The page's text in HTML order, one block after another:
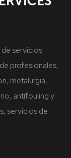
de servicios
profesionales,
metalurgia,
antifouling y
servicios de